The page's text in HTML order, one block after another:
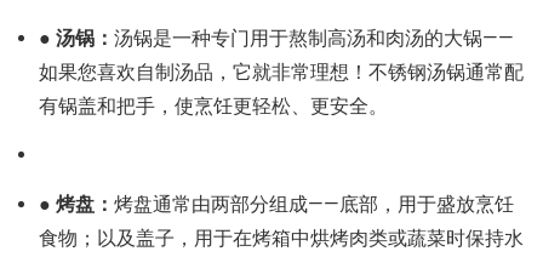
● 汤锅： 汤锅是一种专门用于熬制高汤和肉汤的大锅——
如果您喜欢自制汤品，它就非常理想！不锈钢汤锅通常配
有锅盖和把手，使烹饪更轻松、更安全。
● 烤盘： 烤盘通常由两部分组成——底部，用于盛放烹饪
食物；以及盖子，用于在烤箱中烘烤肉类或蔬菜时保持水